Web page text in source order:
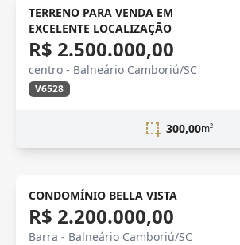
venda
TERRENO PARA VENDA EM
EXCELENTE LOCALIZAÇÃO
R$ 2.500.000,00
centro - Balneário Camboriú/SC
V6528
300,00m²
Novidade
CONDOMÍNIO BELLA VISTA
R$ 2.200.000,00
Barra - Balneário Camboriú/SC